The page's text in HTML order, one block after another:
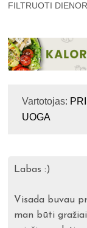
FILTRUOTI
Vartotojas:
UOGA
Labas :)
Visada buvau
man būti